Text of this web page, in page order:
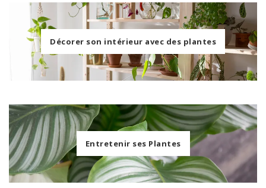
Décorer son intérieur avec des plantes
Entretenir ses Plantes